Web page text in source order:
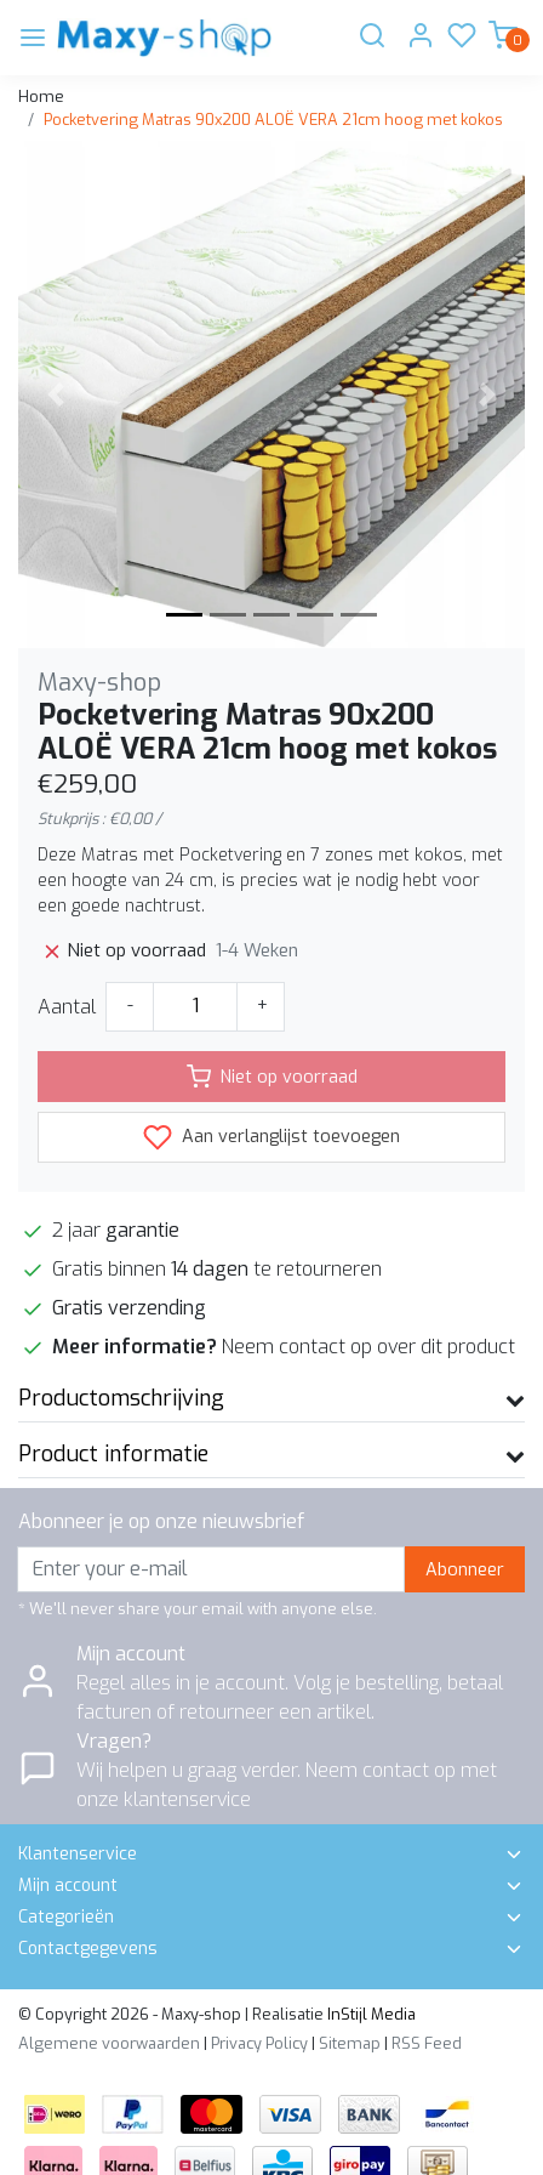
0
Home
Pocketvering Matras 90x200 ALOË VERA 21cm hoog met kokos
Vorige
Maxy-shop
Pocketvering Matras 90x200
ALOË VERA 21cm hoog met kokos
€259,00
Stukprijs : €0,00 /
Deze Matras met Pocketvering en 7 zones met kokos, met
een hoogte van 24 cm, is precies wat je nodig hebt voor
een goede nachtrust.
Niet op voorraad 1-4 Weken
Aantal - +
Niet op voorraad
Aan verlanglijst toevoegen
2 jaar garantie
Gratis binnen 14 dagen te retourneren
Gratis verzending
Meer informatie? Neem contact op over dit product
Productomschrijving
Product informatie
Abonneer je op onze nieuwsbrief
Abonneer
* We'll never share your email with anyone else.
Mijn account
Regel alles in je account. Volg je bestelling, betaal
facturen of retourneer een artikel.
Vragen?
Wij helpen u graag verder. Neem contact op met
onze klantenservice
Klantenservice
Mijn account
Categorieën
Contactgegevens
© Copyright 2026 - Maxy-shop | Realisatie InStijl Media
Algemene voorwaarden | Privacy Policy | Sitemap | RSS Feed